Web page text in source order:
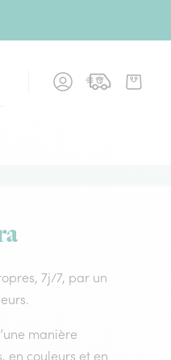
7j/7, par un
manière
en couleurs et en